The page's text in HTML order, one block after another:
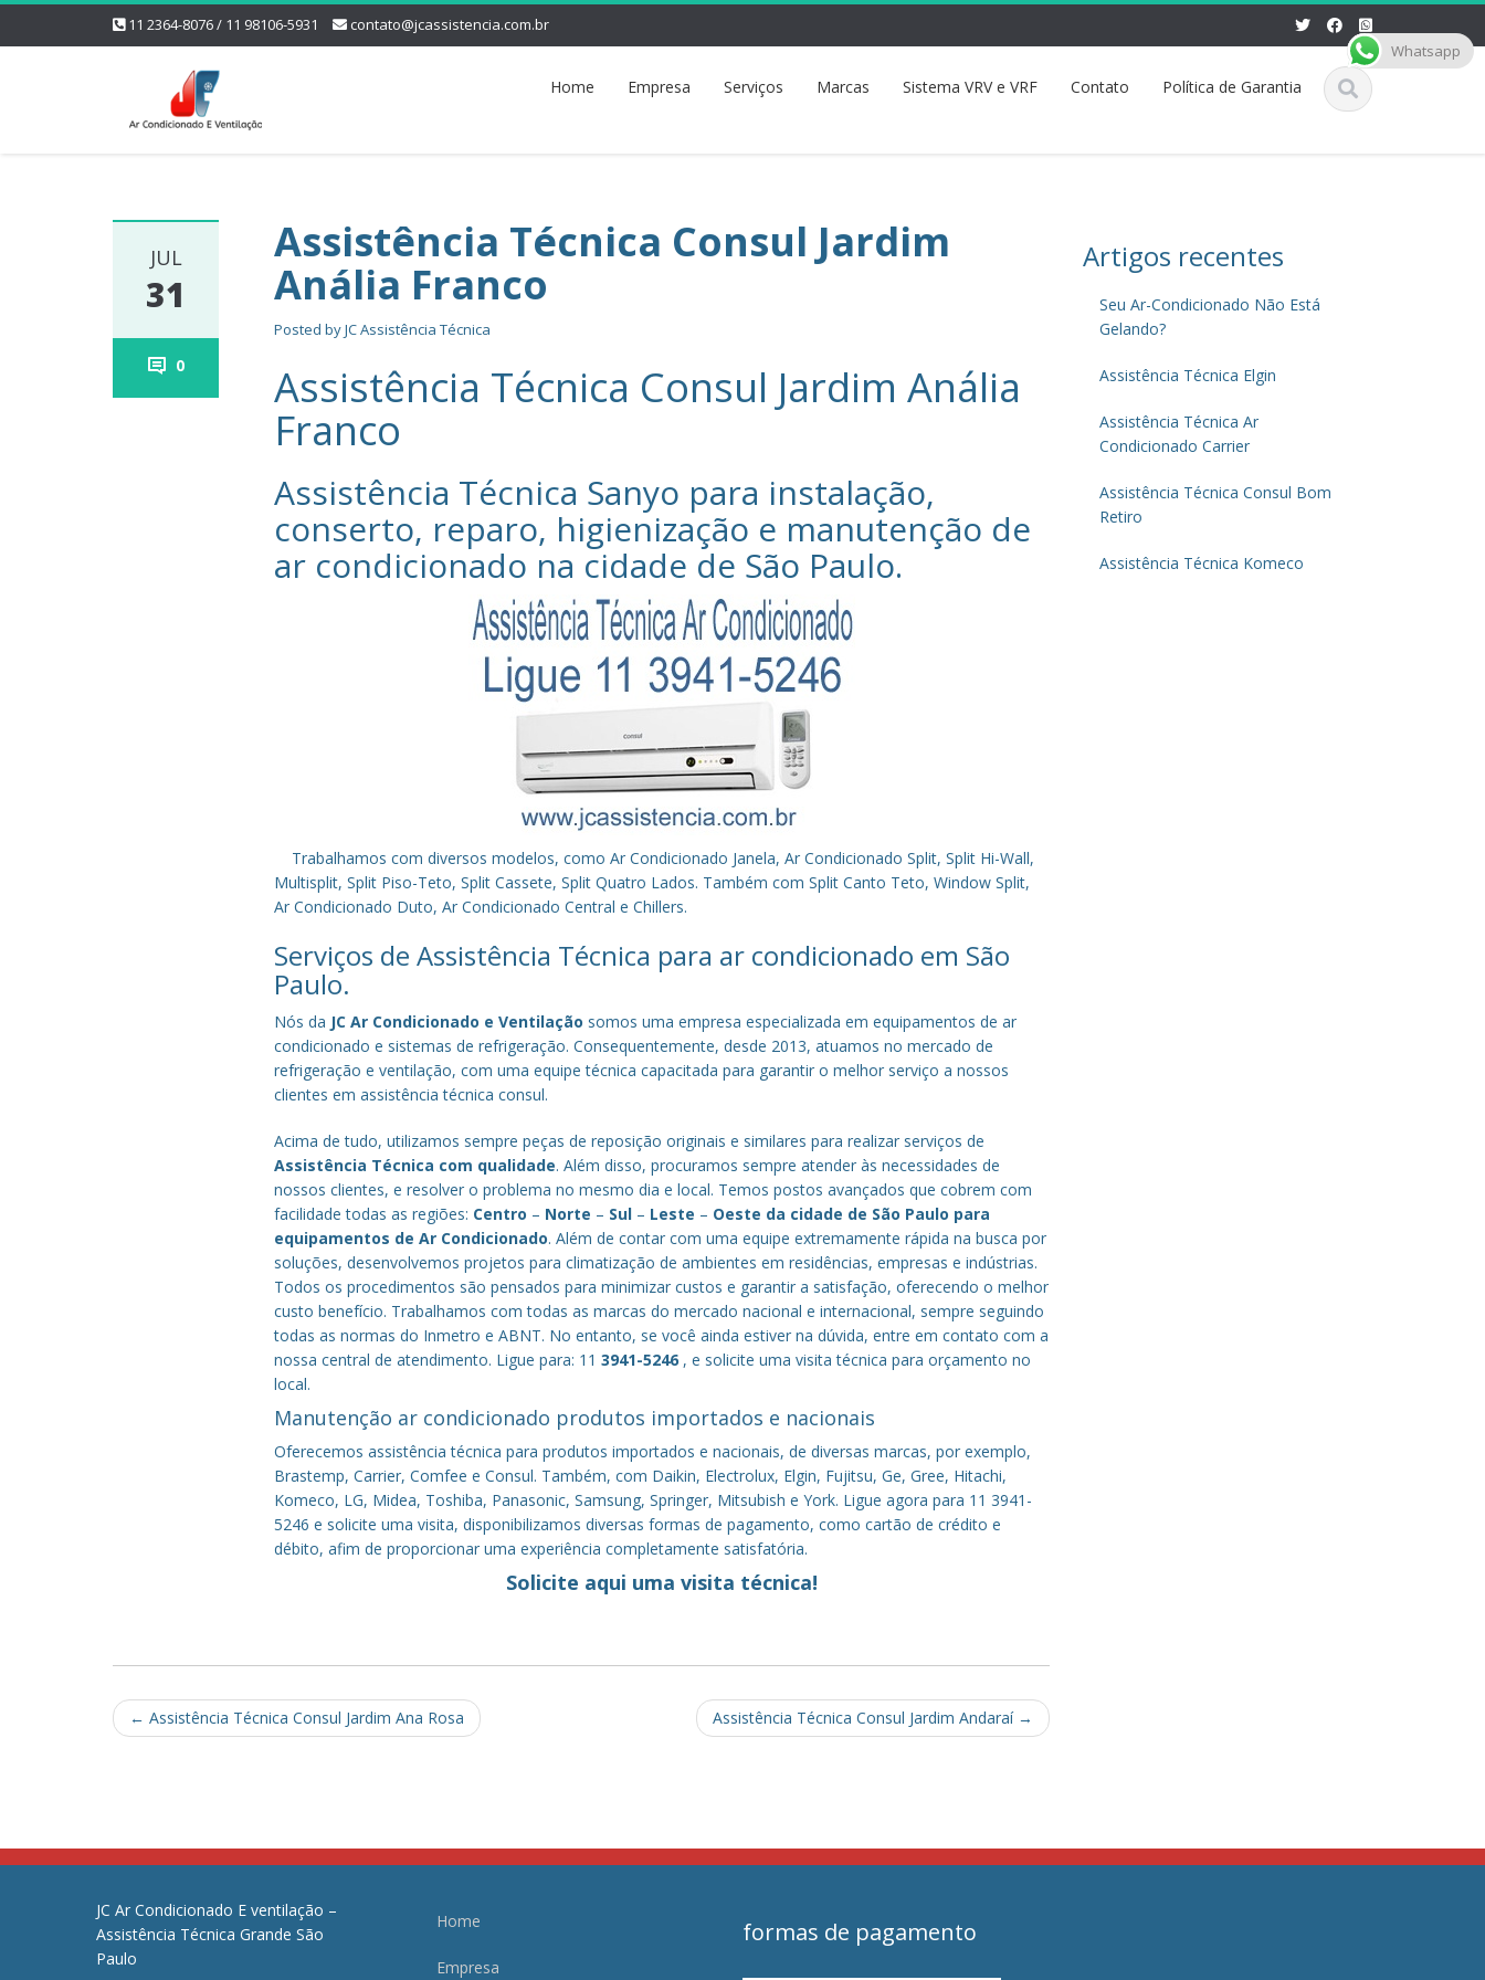
11 2364-8076 / 11 98106-5931 contato@jcassistencia.com.br
Home Empresa Serviços Marcas Sistema VRV e VRF Contato Política de Garantia
JUL
31
0
Assistência Técnica Consul Jardim
Anália Franco
Posted byJC Assistência Técnica
Assistência Técnica Consul Jardim Anália
Franco
Assistência Técnica Sanyo‎ para instalação,
conserto, reparo, higienização e manutenção de
ar condicionado na cidade de São Paulo.
Trabalhamos com diversos modelos, como Ar Condicionado Janela, Ar Condicionado Split, Split Hi-Wall,
Multisplit, Split Piso-Teto, Split Cassete, Split Quatro Lados. Também com Split Canto Teto, Window Split,
Ar Condicionado Duto, Ar Condicionado Central e Chillers.
Serviços de Assistência Técnica para ar condicionado em São
Paulo.
Nós da JC Ar Condicionado e Ventilação somos uma empresa especializada em equipamentos de ar
condicionado e sistemas de refrigeração. Consequentemente, desde 2013, atuamos no mercado de
refrigeração e ventilação, com uma equipe técnica capacitada para garantir o melhor serviço a nossos
clientes em assistência técnica consul.
Acima de tudo, utilizamos sempre peças de reposição originais e similares para realizar serviços de
Assistência Técnica com qualidade. Além disso, procuramos sempre atender às necessidades de
nossos clientes, e resolver o problema no mesmo dia e local. Temos postos avançados que cobrem com
facilidade todas as regiões: Centro – Norte – Sul – Leste – Oeste da cidade de São Paulo para
equipamentos de Ar Condicionado. Além de contar com uma equipe extremamente rápida na busca por
soluções, desenvolvemos projetos para climatização de ambientes em residências, empresas e indústrias.
Todos os procedimentos são pensados para minimizar custos e garantir a satisfação, oferecendo o melhor
custo benefício. Trabalhamos com todas as marcas do mercado nacional e internacional, sempre seguindo
todas as normas do Inmetro e ABNT. No entanto, se você ainda estiver na dúvida, entre em contato com a
nossa central de atendimento. Ligue para: 113941-5246 , e solicite uma visita técnica para orçamento no
local.
Manutenção ar condicionado produtos importados e nacionais
Oferecemos assistência técnica para produtos importados e nacionais, de diversas marcas, por exemplo,
Brastemp, Carrier, Comfee e Consul. Também, com Daikin, Electrolux, Elgin, Fujitsu, Ge, Gree, Hitachi,
Komeco, LG, Midea, Toshiba, Panasonic, Samsung, Springer, Mitsubish e York. Ligue agora para 11 3941-
5246 e solicite uma visita, disponibilizamos diversas formas de pagamento, como cartão de crédito e
débito, afim de proporcionar uma experiência completamente satisfatória.
Solicite aqui uma visita técnica!
Post
← Assistência Técnica Consul Jardim Ana Rosa Assistência Técnica Consul Jardim Andaraí →
Artigos recentes
Seu Ar-Condicionado Não Está
Gelando?
Assistência Técnica Elgin
Assistência Técnica Ar
Condicionado Carrier
Assistência Técnica Consul Bom
Retiro
Assistência Técnica Komeco
JC Ar Condicionado E ventilação –
Assistência Técnica Grande São
Paulo
Home
Empresa
formas de pagamento
Whatsapp